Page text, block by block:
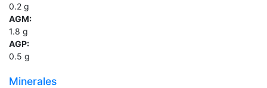
0.2 g
AGM:
1.8 g
AGP:
0.5 g
Minerales